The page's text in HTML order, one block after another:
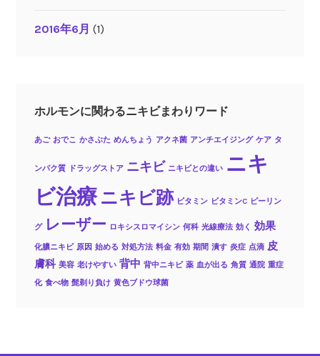
2016年6月 (1)
ホルモンに関わるニキビまわりワード
あご おでこ かさぶた めんちょう アクネ菌 アンチエイジング ケア タ
ンパク質 ドラッグストア ニキビ ニキビとの違い ニキ
ビ治療 ニキビ跡 ビタミン ビタミンC ピーリン
グ レーザー ロキシスロマイシン 何科 光線療法 効く 効果
化膿ニキビ 原因 始める 対処方法 料金 有効 期間 潰す 炎症 点滴 皮
膚科 美容 老けやすい 背中 背中ニキビ 薬 血が出る 角質 通院 重症
化 食べ物 髭剃り負け 黄色ブドウ球菌